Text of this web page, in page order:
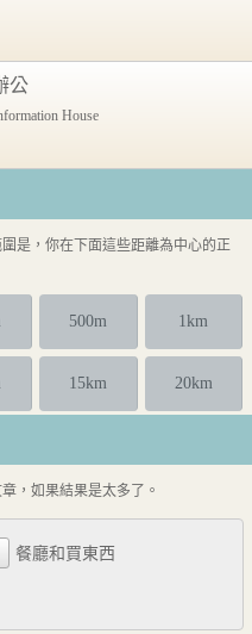
公
House
是，你在下面這些距離為中心的正
500m 1km
15km 20km
，如果結果是太多了。
餐廳和買東西